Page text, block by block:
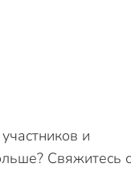
и
Свяжитесь с